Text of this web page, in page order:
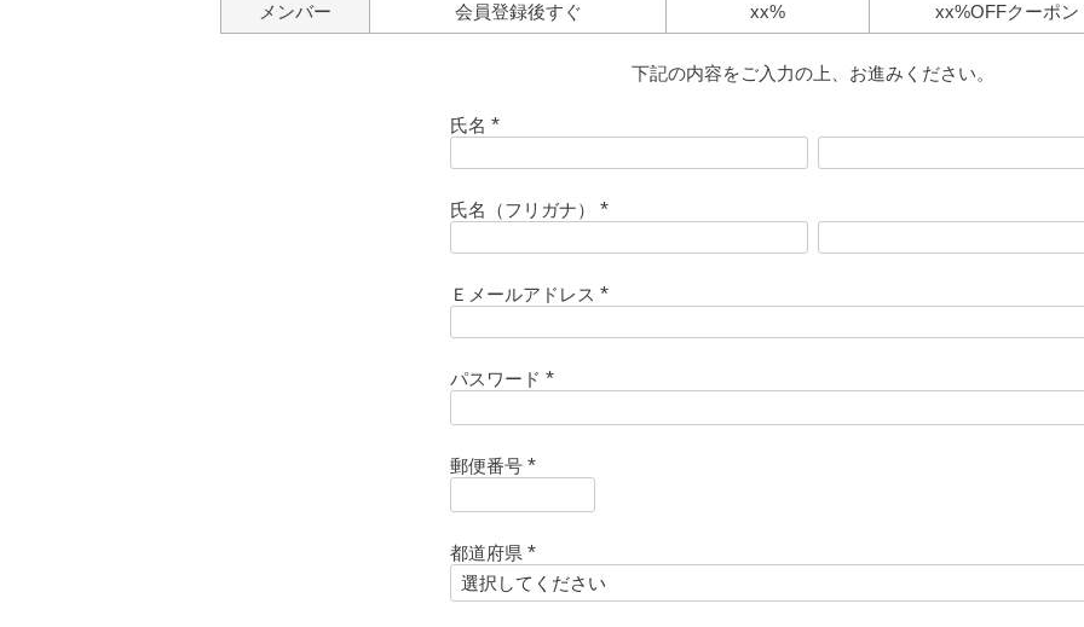
メンバー 会員登録後すぐ xx% xx%OFFクーポン
下記の内容をご入力の上、お進みください。
氏名
必
氏名（フリガナ）
必
)
Ｅメールアドレス
必
パスワード
必
郵便番号
必
)
都道府県
(
必